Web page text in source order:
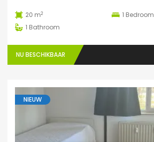
20 m2 1 Bedroom
1 Bathroom
NU BESCHIKBAAR
NIEUW